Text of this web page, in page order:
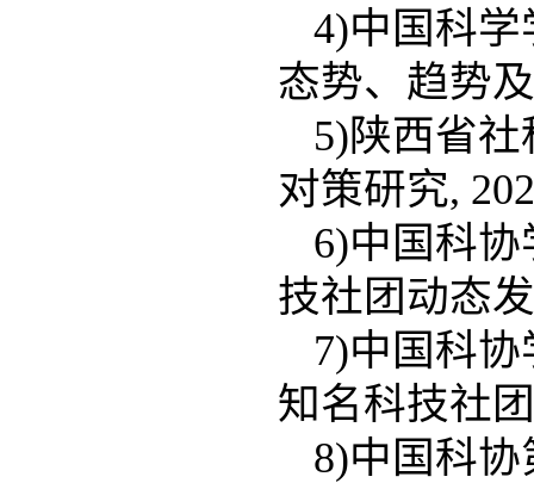
4)中国科
态势、趋势
5)陕西省
对策研究,
6)中国科协
技社团动态
7)中国科协
知名科技社
8)中国科